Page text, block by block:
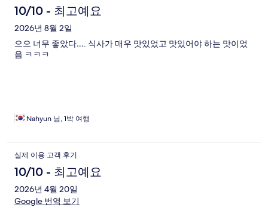
용
후
기
10/10 - 최고예요
2026년 8월 2일
으으 너무 좋았다…. 식사가 매우 맛있었고 맛있어야 하는 맛이었
음 ㅋㅋㅋ
Nahyun 님, 1박 여행
실제 이용 고객 후기
10/10 - 최고예요
2026년 4월 20일
Google 번역 보기